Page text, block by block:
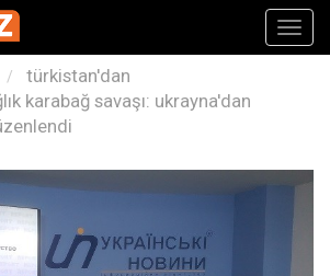
türkistan'dan
karabağ savaşı: ukrayna'dan